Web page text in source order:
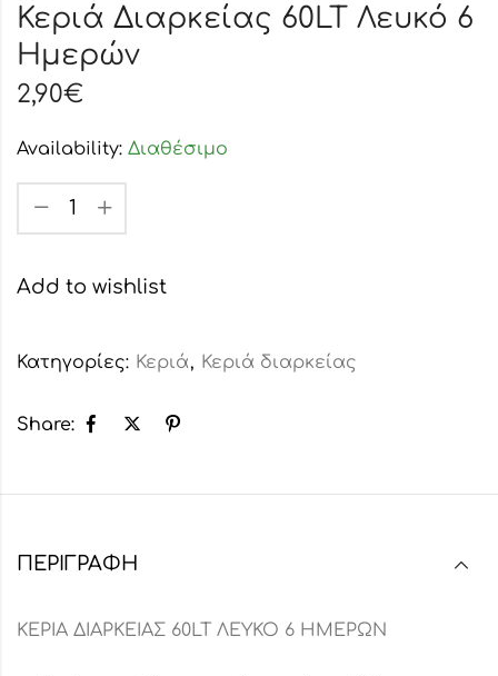
Κεριά Διαρκείας 60LT Λευκό 6
Ημερών
2,90€
Availability: Διαθέσιμο
Add to wishlist
Κατηγορίες: Κεριά, Κεριά διαρκείας
Share:
ΠΕΡΙΓΡΑΦΉ
ΚΕΡΙΑ ΔΙΑΡΚΕΙΑΣ 60LT ΛΕΥΚΟ 6 ΗΜΕΡΩΝ